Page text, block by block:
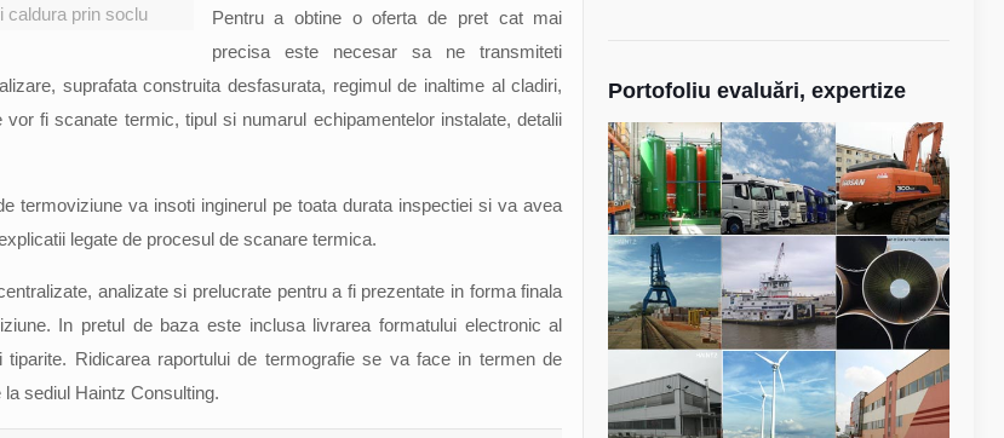
caldura prin soclu
Pentru a obtine o oferta de pret cat mai
precisa este necesar sa ne transmiteti
suprafata construita desfasurata, regimul de inaltime al cladiri,
vor fi scanate termic, tipul si numarul echipamentelor instalate, detalii
termoviziune va insoti inginerul pe toata durata inspectiei si va avea
legate de procesul de scanare termica.
analizate si prelucrate pentru a fi prezentate in forma finala
In pretul de baza este inclusa livrarea formatului electronic al
tiparite. Ridicarea raportului de termografie se va face in termen de
sediul Haintz Consulting.
Portofoliu evaluări, expertize